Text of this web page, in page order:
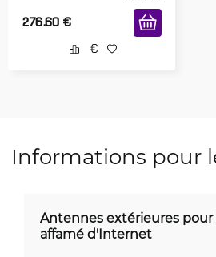
276.60 €
Informations pour
Antennes extérieures
affamé d'Internet